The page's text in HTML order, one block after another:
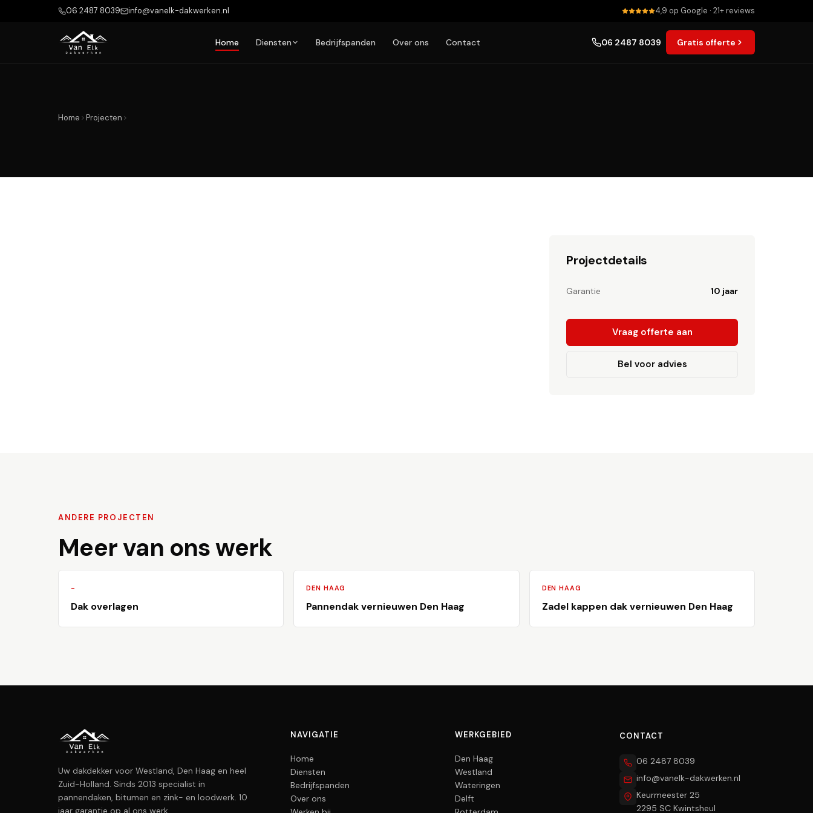
06 2487 8039 info@vanelk-dakwerken.nl 4,9 op Google · 21+ reviews
Home Diensten Bedrijfspanden Over ons Contact 06 2487 8039 Gratis offerte
Home Projecten
Projectdetails
Garantie 10 jaar
Vraag offerte aan
Bel voor advies
ANDERE PROJECTEN
Meer van ons werk
-
Dak overlagen
DEN HAAG
Pannendak vernieuwen Den Haag
DEN HAAG
Zadel kappen dak vernieuwen Den Haag
Uw dakdekker voor Westland, Den Haag en heel
Zuid-Holland. Sinds 2013 specialist in
pannendaken, bitumen en zink- en loodwerk. 10
jaar garantie op al ons werk.
NAVIGATIE
Home
Diensten
Bedrijfspanden
Over ons
WERKGEBIED
Den Haag
Westland
Wateringen
Delft
CONTACT
06 2487 8039
info@vanelk-dakwerken.nl
Keurmeester 25
2295 SC Kwintsheul